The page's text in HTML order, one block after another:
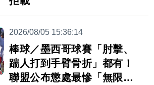
2026/08/05 15:36:14
棒球／墨西哥球賽「肘擊、
踹人打到手臂骨折」都有！
聯盟公布懲處最慘「無限期